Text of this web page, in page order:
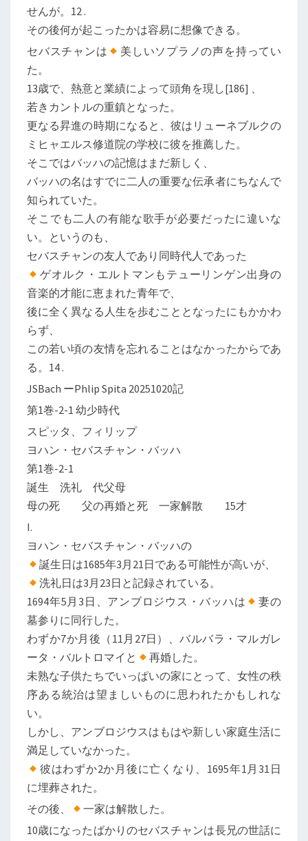
せんが。12 .
その後何が起こったかは容易に想像できる。
セバスチャンは
美しいソプラノの声を持ってい
た。
13歳で、熱意と業績によって頭角を現し[186] 、
若きカントルの重鎮となった。
更なる昇進の時期になると、彼はリューネブルクの
ミヒャエルス修道院の学校に彼を推薦した。
そこではバッハの記憶はまだ新しく、
バッハの名はすでに二人の重要な伝承者にちなんで
知られていた。
そこでも二人の有能な歌手が必要だったに違いな
い。というのも、
セバスチャンの友人であり同時代人であった
ゲオルク・エルトマンもテューリンゲン出身の
音楽的才能に恵まれた青年で、
後に全く異なる人生を歩むこととなったにもかかわ
らず、
この若い頃の友情を忘れることはなかったからであ
る。14 .
JSBach ーPhlip Spita 20251020記
第1巻-2-1 幼少時代
スピッタ、フィリップ
ヨハン・セバスチャン・バッハ
第1巻-2-1
誕生 洗礼 代父母
母の死 父の再婚と死 一家解散 15才
I.
ヨハン・セバスチャン・バッハの
誕生日は1685年3月21日である可能性が高いが、
洗礼日は3月23日と記録されている。
1694年5月3日、アンブロジウス・バッハは
妻の
墓参りに同行した。
わずか7か月後（11月27日）、バルバラ・マルガレ
ータ・バルトロマイと
再婚した。
未熟な子供たちでいっぱいの家にとって、女性の秩
序ある統治は望ましいものに思われたかもしれな
い。
しかし、アンブロジウスはもはや新しい家庭生活に
満足していなかった。
彼はわずか2か月後に亡くなり、1695年1月31日
に埋葬された。
その後、
一家は解散した。
10歳になったばかりのセバスチャンは長兄の世話に